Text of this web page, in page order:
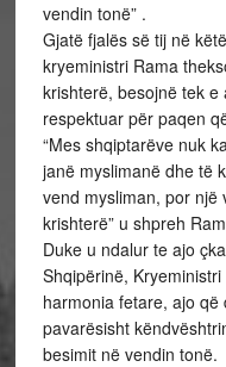
vendin tonë” .
Gjatë fjalës së tij në
kryeministri Rama
krishterë, besojnë tek
respektuar për paqen
“Mes shqiptarëve nuk
janë myslimanë dhe të
vend mysliman, por një
krishterë” u shpreh
Duke u ndalur te ajo
Shqipërinë,
harmonia fetare, ajo
pavarësisht
besimit në vendin tonë.